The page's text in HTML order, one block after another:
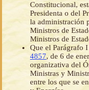
Constitucional,
Presidenta o del
la administración
Ministros de
Ministros de
Que el Parágrafo
4857, de 6 de
organizativa del
Ministras y
entre los que se